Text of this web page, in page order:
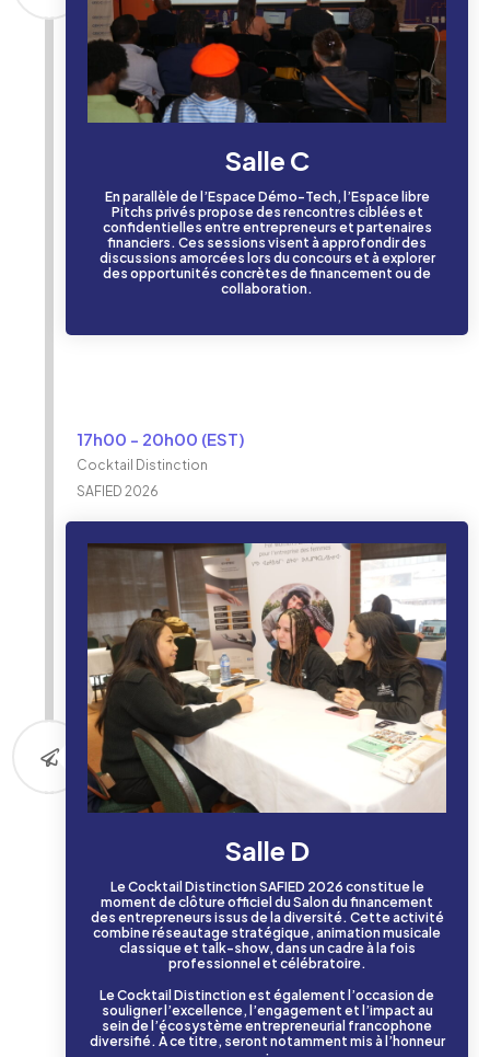
Salle C
En parallèle de l’Espace Démo-Tech, l’Espace libre
Pitchs privés propose des rencontres ciblées et
confidentielles entre entrepreneurs et partenaires
financiers. Ces sessions visent à approfondir des
discussions amorcées lors du concours et à explorer
des opportunités concrètes de financement ou de
collaboration.
17h00 - 20h00 (EST)
Cocktail Distinction
SAFIED 2026
Salle D
Le Cocktail Distinction SAFIED 2026 constitue le
moment de clôture officiel du Salon du financement
des entrepreneurs issus de la diversité. Cette activité
combine réseautage stratégique, animation musicale
classique et talk-show, dans un cadre à la fois
professionnel et célébratoire.
Le Cocktail Distinction est également l’occasion de
souligner l’excellence, l’engagement et l’impact au
sein de l’écosystème entrepreneurial francophone
diversifié. À ce titre, seront notamment mis à l’honneur